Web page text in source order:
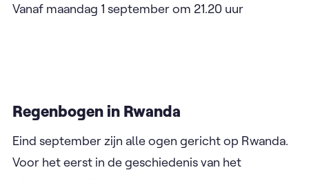
Vanaf maandag 1 september om 21.20 uur